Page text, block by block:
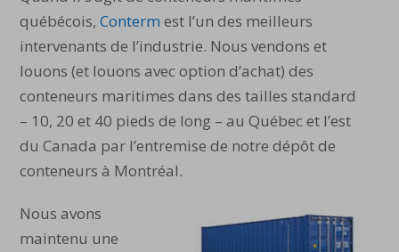
québécois, Conterm est l’un des meilleurs
intervenants de l’industrie. Nous vendons et
louons (et louons avec option d’achat) des
conteneurs maritimes dans des tailles standard
– 10, 20 et 40 pieds de long – au Québec et l’est
du Canada par l’entremise de notre dépôt de
conteneurs à Montréal.
Nous avons
maintenu une